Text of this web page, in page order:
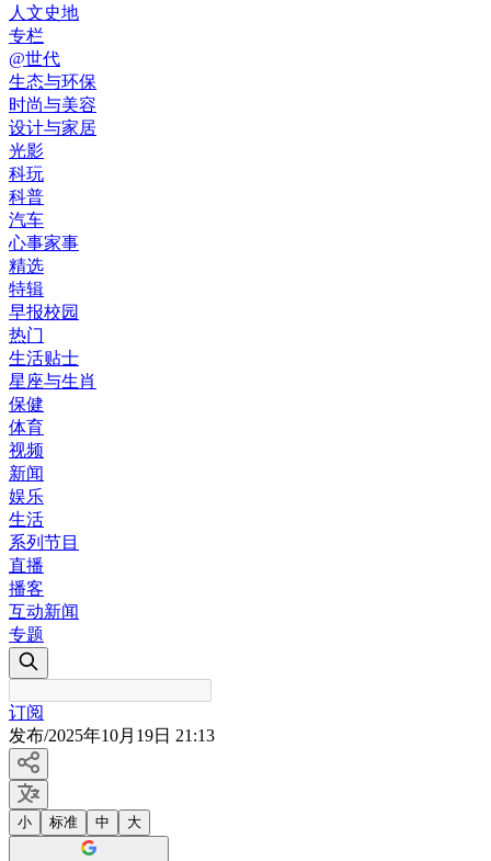
人文史地
专栏
@世代
生态与环保
时尚与美容
设计与家居
光影
科玩
科普
汽车
心事家事
精选
特辑
早报校园
热门
生活贴士
星座与生肖
保健
体育
视频
新闻
娱乐
生活
系列节目
直播
播客
互动新闻
专题
订阅
发布/2025年10月19日 21:13
小 标准 中 大